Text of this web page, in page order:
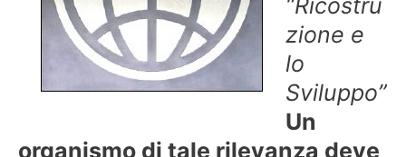
zione e
lo
Sviluppo”
Un
organismo di tale rilevanza deve